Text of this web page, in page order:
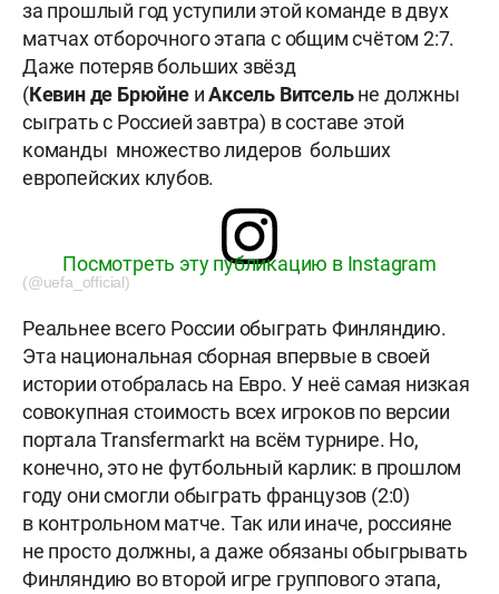
за прошлый год уступили этой команде в двух
матчах отборочного этапа с общим счётом 2:7.
Даже потеряв больших звёзд
(Кевинде Брюйне иАксель Витсельне должны
сыграть с Россией завтра) в составе этой
команды множество лидеров больших
европейских клубов.
Посмотреть эту публикацию в Instagram
(@uefa_official)
Реальнее всего России обыграть Финляндию.
Эта национальная сборная впервые в своей
истории отобралась на Евро. У неё самая низкая
совокупная стоимость всех игроков по версии
портала Transfermarkt на всём турнире. Но,
конечно, это не футбольный карлик: в прошлом
году они смогли обыграть французов (2:0)
в контрольном матче. Так или иначе, россияне
не просто должны, а даже обязаны обыгрывать
Финляндию во второй игре группового этапа,